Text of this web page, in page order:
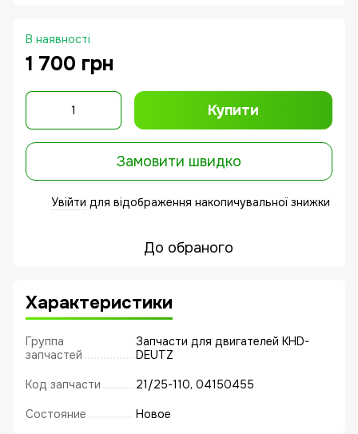
В наявності
1 700 грн
Купити
Замовити швидко
Увійти для відображення накопичувальної знижки
До обраного
Характеристики
Группа
запчастей
Запчасти для двигателей KHD-
DEUTZ
Код запчасти 21/25-110, 04150455
Состояние Новое